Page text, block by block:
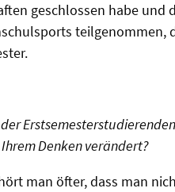
geschlossen habe und
der
Denken verändert?
man öfter, dass man